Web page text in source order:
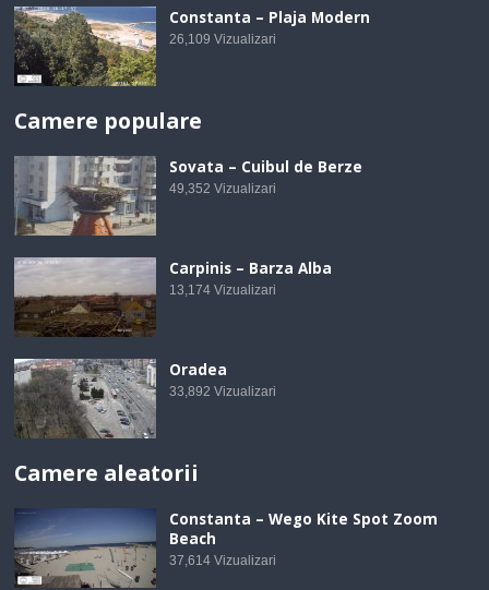
Constanta – Plaja Modern
26,109 Vizualizari
Camere populare
Sovata – Cuibul de Berze
49,352 Vizualizari
Carpinis – Barza Alba
13,174 Vizualizari
Oradea
33,892 Vizualizari
Camere aleatorii
Constanta – Wego Kite Spot Zoom
Beach
37,614 Vizualizari